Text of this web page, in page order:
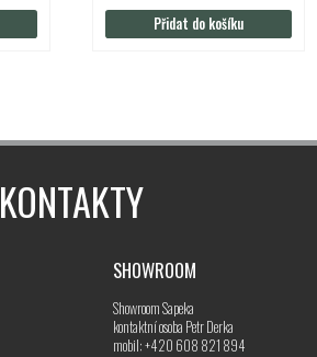
Přidat do košíku
KONTAKTY
SHOWROOM
Showroom Sapeka
kontaktní osoba Petr Derka
mobil: +420 608 821 894